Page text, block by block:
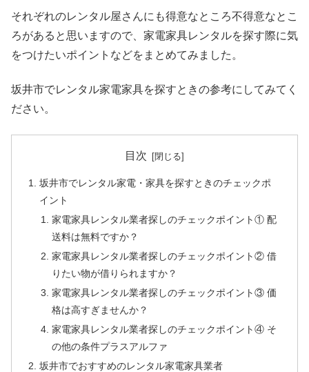
それぞれのレンタル屋さんにも得意なところ不得意なとこ
ろがあると思いますので、家電家具レンタルを探す際に気
をつけたいポイントなどをまとめてみました。
坂井市でレンタル家電家具を探すときの参考にしてみてく
ださい。
目次
坂井市でレンタル家電・家具を探すときのチェックポ
イント
家電家具レンタル業者探しのチェックポイント① 配
送料は無料ですか？
家電家具レンタル業者探しのチェックポイント② 借
りたい物が借りられますか？
家電家具レンタル業者探しのチェックポイント③ 価
格は高すぎませんか？
家電家具レンタル業者探しのチェックポイント④ そ
の他の条件プラスアルファ
坂井市でおすすめのレンタル家電家具業者